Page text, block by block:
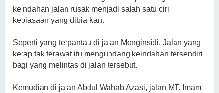
keindahan jalan rusak menjadi salah satu ciri
kebiasaan yang dibiarkan.
Seperti yang terpantau di jalan Monginsidi. Jalan yang
kerap tak terawat itu mengundang keindahan tersendiri
bagi yang melintas di jalan tersebut.
Kemudian di jalan Abdul Wahab Azasi, jalan MT. Imam